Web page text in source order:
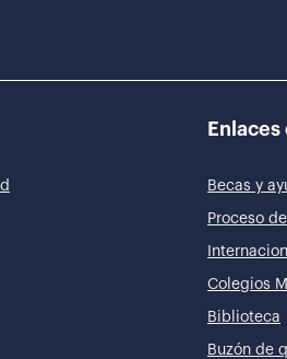
Becas y
Proceso
Colegios
Biblioteca
Buzón de